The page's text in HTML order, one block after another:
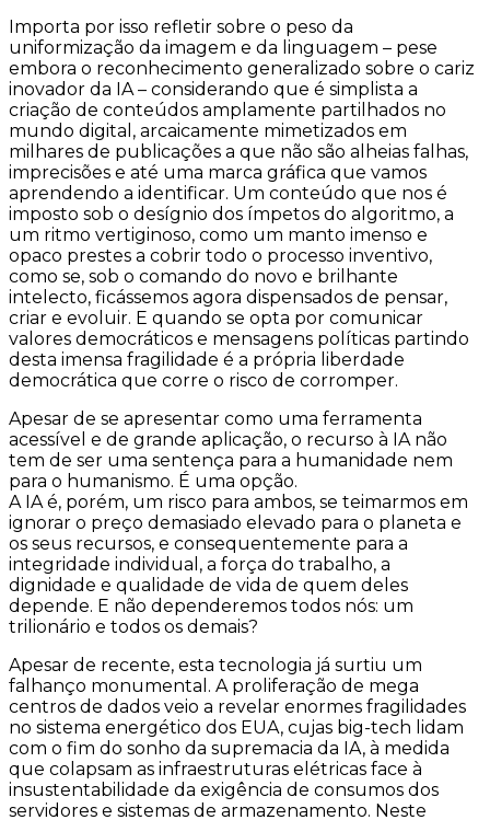
Importa por isso refletir sobre o peso da
uniformização da imagem e da linguagem – pese
embora o reconhecimento generalizado sobre o cariz
inovador da IA – considerando que é simplista a
criação de conteúdos amplamente partilhados no
mundo digital, arcaicamente mimetizados em
milhares de publicações a que não são alheias falhas,
imprecisões e até uma marca gráfica que vamos
aprendendo a identificar. Um conteúdo que nos é
imposto sob o desígnio dos ímpetos do algoritmo, a
um ritmo vertiginoso, como um manto imenso e
opaco prestes a cobrir todo o processo inventivo,
como se, sob o comando do novo e brilhante
intelecto, ficássemos agora dispensados de pensar,
criar e evoluir. E quando se opta por comunicar
valores democráticos e mensagens políticas partindo
desta imensa fragilidade é a própria liberdade
democrática que corre o risco de corromper.
Apesar de se apresentar como uma ferramenta
acessível e de grande aplicação, o recurso à IA não
tem de ser uma sentença para a humanidade nem
para o humanismo. É uma opção.
A IA é, porém, um risco para ambos, se teimarmos em
ignorar o preço demasiado elevado para o planeta e
os seus recursos, e consequentemente para a
integridade individual, a força do trabalho, a
dignidade e qualidade de vida de quem deles
depende. E não dependeremos todos nós: um
trilionário e todos os demais?
Apesar de recente, esta tecnologia já surtiu um
falhanço monumental. A proliferação de mega
centros de dados veio a revelar enormes fragilidades
no sistema energético dos EUA, cujas big-tech lidam
com o fim do sonho da supremacia da IA, à medida
que colapsam as infraestruturas elétricas face à
insustentabilidade da exigência de consumos dos
servidores e sistemas de armazenamento. Neste